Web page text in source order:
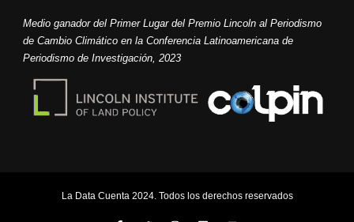
Medio ganador del Primer Lugar del Premio Lincoln al Periodismo
de Cambio Climático en la Conferencia Latinoamericana de
Periodismo de Investigación, 2023
La Data Cuenta 2024. Todos los derechos reservados